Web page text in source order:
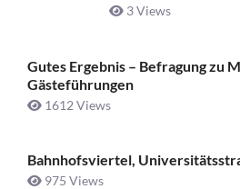
3 Views
Gutes Ergebnis – Befragung zu
Gästeführungen
1612 Views
Bahnhofsviertel,
975 Views